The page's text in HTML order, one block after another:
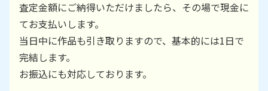
査定金額にご納得いただけましたら、その場で現金に
てお支払いします。
当日中に作品も引き取りますので、基本的には1日で
完結します。
お振込にも対応しております。